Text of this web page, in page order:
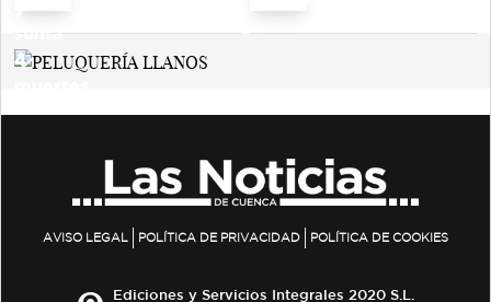
AVISO LEGAL POLÍTICA DE PRIVACIDAD POLÍTICA DE COOKIES
Ediciones y Servicios Integrales 2020 S.L.